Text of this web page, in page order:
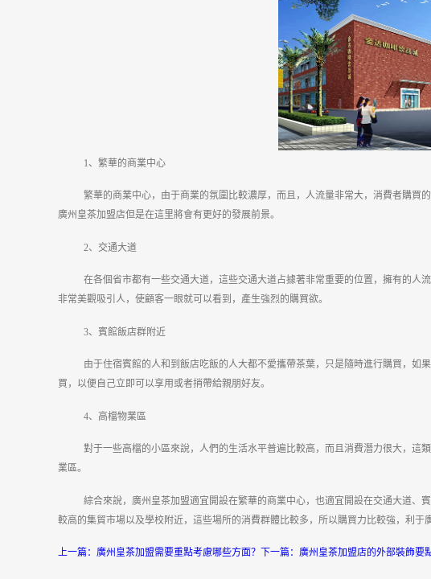
1、繁華的商業中心
繁華的商業中心，由于商業的氛圍比較濃厚，而且，人流量非常大，消費者購
廣州皇茶加盟店但是在這里將會有更好的發展前景。
2、交通大道
在各個省市都有一些交通大道，這些交通大道占據著非常重要的位置，擁有的人
非常美觀吸引人，使顧客一眼就可以看到，產生強烈的購買欲。
3、賓館飯店群附近
由于住宿賓館的人和到飯店吃飯的人大都不愛攜帶茶葉，只是隨時進行購買，
買，以便自己立即可以享用或者捎帶給親朋好友。
4、高檔物業區
對于一些高檔的小區來說，人們的生活水平普遍比較高，而且消費潛力很大，
業區。
綜合來說，廣州皇茶加盟適宜開設在繁華的商業中心，也適宜開設在交通大道
較高的集貿市場以及學校附近，這些場所的消費群體比較多，所以購買力比較強，利于
上一篇： 廣州皇茶加盟需要重點考慮哪些方面？ 下一篇： 廣州皇茶加盟店的外部裝飾要